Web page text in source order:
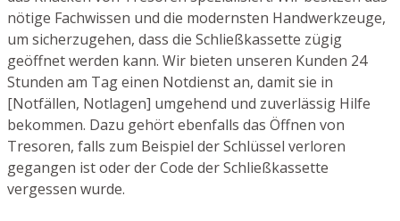
nötige Fachwissen und die modernsten Handwerkzeuge,
um sicherzugehen, dass die Schließkassette zügig
geöffnet werden kann. Wir bieten unseren Kunden 24
Stunden am Tag einen Notdienst an, damit sie in
[Notfällen, Notlagen] umgehend und zuverlässig Hilfe
bekommen. Dazu gehört ebenfalls das Öffnen von
Tresoren, falls zum Beispiel der Schlüssel verloren
gegangen ist oder der Code der Schließkassette
vergessen wurde.